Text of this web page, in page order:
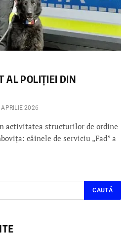
AL POLIȚIEI DIN
2026
activitatea structurilor de ordine
câinele de serviciu „Fad” a